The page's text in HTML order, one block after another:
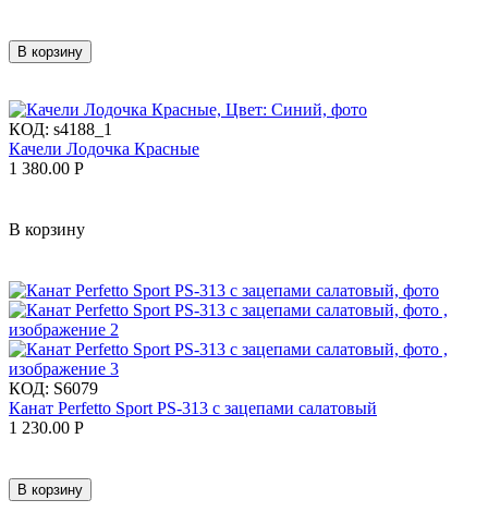
В корзину
КОД: s4188_1
Качели Лодочка Красные
1 380.00 Р
В корзину
КОД: S6079
Канат Perfetto Sport PS-313 с зацепами салатовый
1 230.00 Р
В корзину